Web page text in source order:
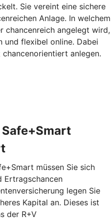
Sie vereint eine sichere
Anlage. In welchem
chancenreich angelegt wird,
und flexibel online. Dabei
anlegen.
müssen Sie sich
Ertragschancen
legen Sie
Kapital an. Dieses ist
der R+V